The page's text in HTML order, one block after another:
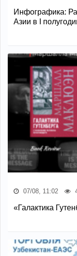
Инфографика:
Азии в I
07/08, 11:02
«Галактика